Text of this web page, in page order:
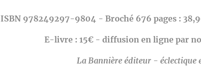
ISBN 978249297-9804 - Broché 676 pages :
E-livre : 15€ - diffusion en ligne par
La Bannière éditeur - éclectique